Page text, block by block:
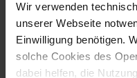
Wir verwenden
unserer Webseite
Einwilligung benötigen.
solche Cookies des
dabei helfen, die
Download